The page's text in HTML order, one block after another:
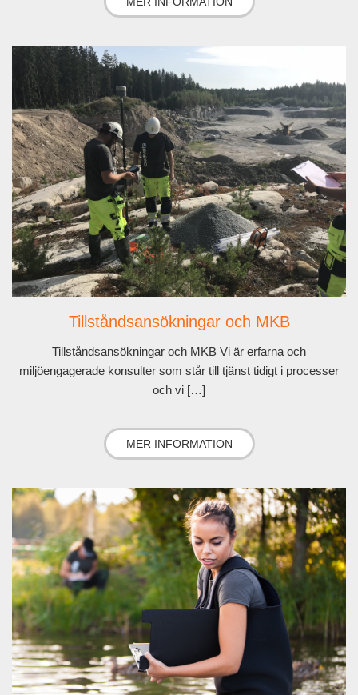
Tillståndsansökningar och MKB
Tillståndsansökningar och MKB Vi är erfarna och
miljöengagerade konsulter som står till tjänst tidigt i processer
och vi […]
MER INFORMATION